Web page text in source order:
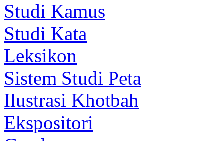
Studi Kamus
Studi Kata
Leksikon
Sistem Studi Peta
Ilustrasi Khotbah
Ekspositori